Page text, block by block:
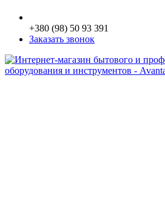
+380 (98) 50 93 391
Заказать звонок